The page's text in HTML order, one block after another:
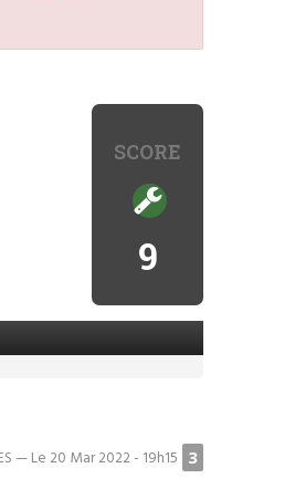
SCORE
9
3
— Le 20 Mar 2022 - 19h15